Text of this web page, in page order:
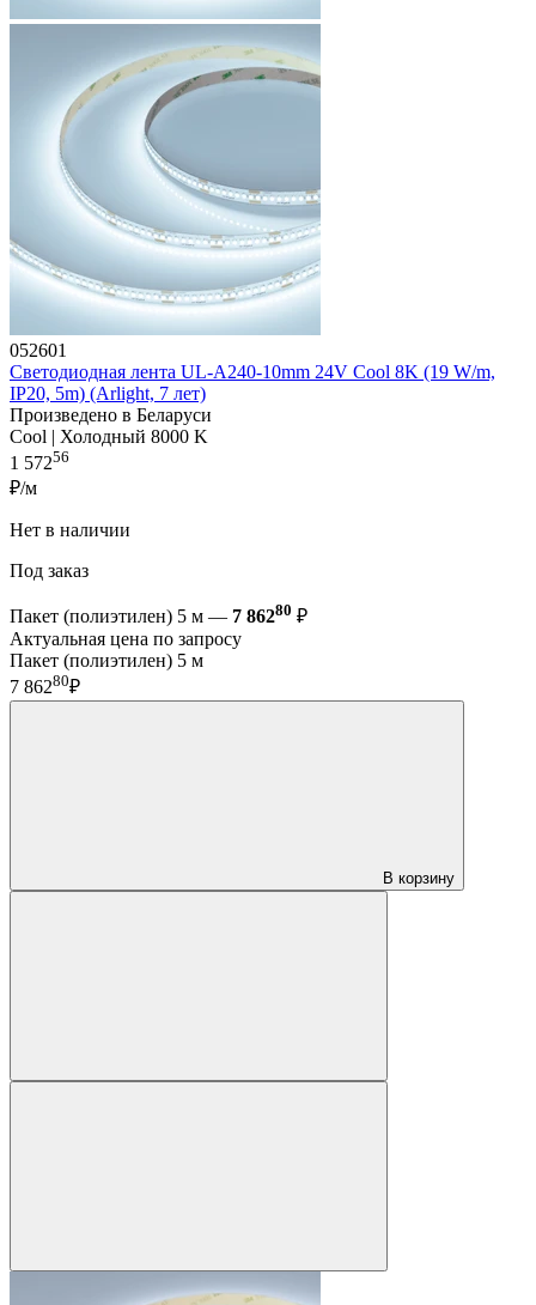
052601
Светодиодная лента UL-A240-10mm 24V Cool 8K (19 W/m,
IP20, 5m) (Arlight, 7 лет)
Произведено в Беларуси
Cool | Холодный 8000 K
1 57256
₽/м
Нет в наличии
Под заказ
Пакет (полиэтилен) 5 м — 7 86280 ₽
Актуальная цена по запросу
Пакет (полиэтилен) 5 м
7 86280₽
В корзину